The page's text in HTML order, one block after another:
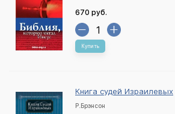
670 руб.
Купить
Книга судей Израилевых
Р.Брэнсон